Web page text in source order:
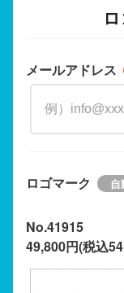
メールアドレス
ロゴマーク
No.41915
49,800円(税込